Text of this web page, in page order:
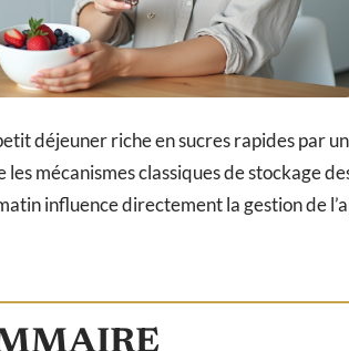
déjeuner riche en sucres rapides par
mécanismes classiques de stockage
influence directement la gestion de